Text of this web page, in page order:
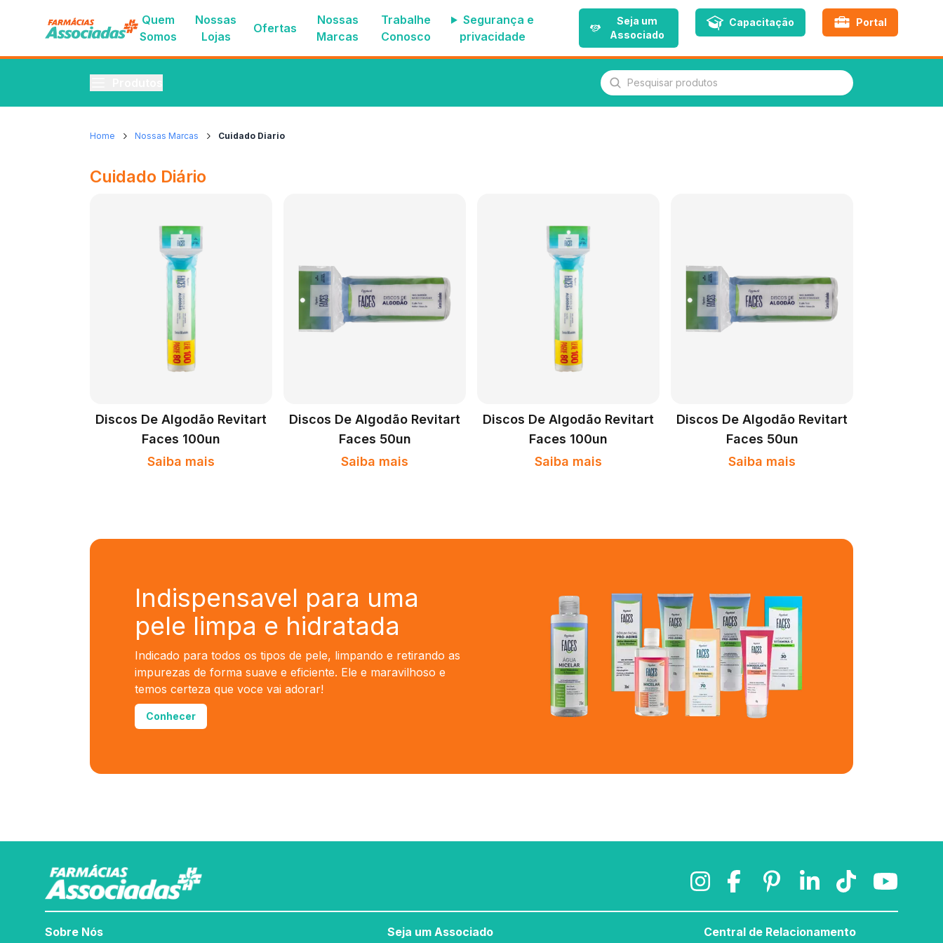
Quem
Somos
Nossas
Lojas
Ofertas
Nossas
Marcas
Trabalhe
Conosco
Segurança e
privacidade
Seja um
Associado
Capacitação Portal
Pesquisar produtos
Home Nossas Marcas Cuidado Diario
Cuidado Diário
Discos De Algodão Revitart
Faces 100un
Saiba mais
Discos De Algodão Revitart
Faces 50un
Saiba mais
Discos De Algodão Revitart
Faces 100un
Saiba mais
Discos De Algodão Revitart
Faces 50un
Saiba mais
Indispensavel para uma
pele limpa e hidratada
Indicado para todos os tipos de pele, limpando e retirando as
impurezas de forma suave e eficiente. Ele e maravilhoso e
temos certeza que voce vai adorar!
Conhecer
Sobre Nós Seja um Associado Central de Relacionamento